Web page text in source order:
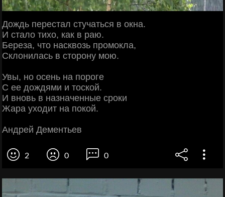
Дождь перестал стучаться в окна.
И стало тихо, как в раю.
Береза, что насквозь промокла,
Склонилась в сторону мою.
Увы, но осень на пороге
С ее дождями и тоской.
И вновь в назначенные сроки
Жара уходит на покой.
Андрей Дементьев
2 0 0